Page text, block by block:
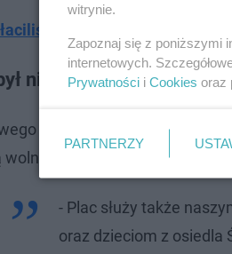
za pizzę 10 lat temu.
niezbędny
placu miało miejsce w
czas i odpoczywają w
- Plac służy także
oraz dzieciom z osiedla
witrynie.
Zapoznaj się z poniższymi
internetowych.
Prywatności i Cookies oraz
PARTNERZY